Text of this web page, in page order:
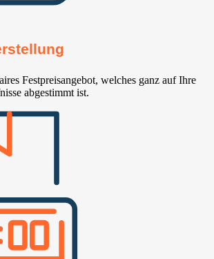
Festpreisangebot, welches ganz auf Ihre
abgestimmt ist.